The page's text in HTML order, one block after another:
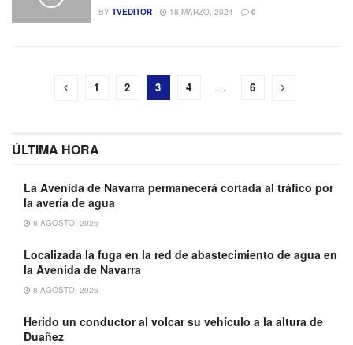
BY TVEDITOR 18 MARZO, 2024 0
1 2 3 4 … 6
ÚLTIMA HORA
La Avenida de Navarra permanecerá cortada al tráfico por
la avería de agua
8 AGOSTO, 2026
Localizada la fuga en la red de abastecimiento de agua en
la Avenida de Navarra
8 AGOSTO, 2026
Herido un conductor al volcar su vehículo a la altura de
Duañez